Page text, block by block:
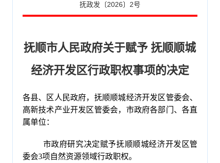
抚政发〔2026〕2号
抚顺市人民政府关于赋予 抚顺顺城
经济开发区行政职权事项的决定
各县、区人民政府，抚顺顺城经济开发区管委会、
高新技术产业开发区管委会，市政府各部门、各直
属单位：
市政府研究决定赋予抚顺顺城经济开发区管
委会3项自然资源领域行政职权。